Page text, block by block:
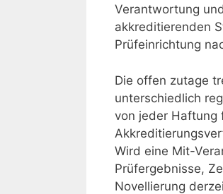
Verantwortung
akkreditierenden
Prüfeinrichtung
Die offen zutage
unterschiedlich
von jeder Haftung
Wird eine Mit-
Prüfergebnisse,
Novellierung